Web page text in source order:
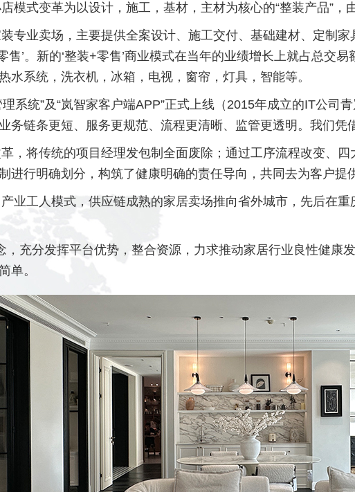
模式变革为以设计，施工，基材，主材为核心的“整装产品”，
专业卖场，主要提供全案设计、施工交付、基础建材、定制
售’。新的‘整装+零售’商业模式在当年的业绩增长上就占总交
水系统，洗衣机，冰箱，电视，窗帘，灯具，智能等。
系统”及“岚智家客户端APP”正式上线（2015年成立的IT公
务链条更短、服务更规范、流程更清晰、监管更透明。我们
，将传统的项目经理发包制全面废除；通过工序流程改变、
进行明确划分，构筑了健康明确的责任导向，共同去为客户提
业工人模式，供应链成熟的家居卖场推向省外城市，先后在
，充分发挥平台优势，整合资源，力求推动家居行业良性健
单。